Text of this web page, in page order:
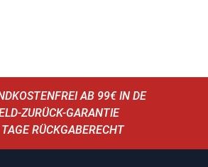
AB 99€ IN DE
ZURÜCK-GARANTIE
RÜCKGABERECHT